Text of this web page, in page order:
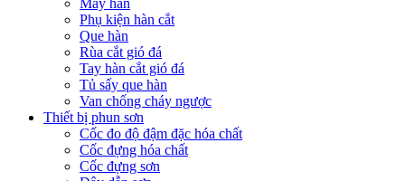
Máy hàn
Phụ kiện hàn cắt
Que hàn
Rùa cắt gió đá
Tay hàn cắt gió đá
Tủ sấy que hàn
Van chống cháy ngược
Thiết bị phun sơn
Cốc đo độ đậm đặc hóa chất
Cốc đựng hóa chất
Cốc đựng sơn